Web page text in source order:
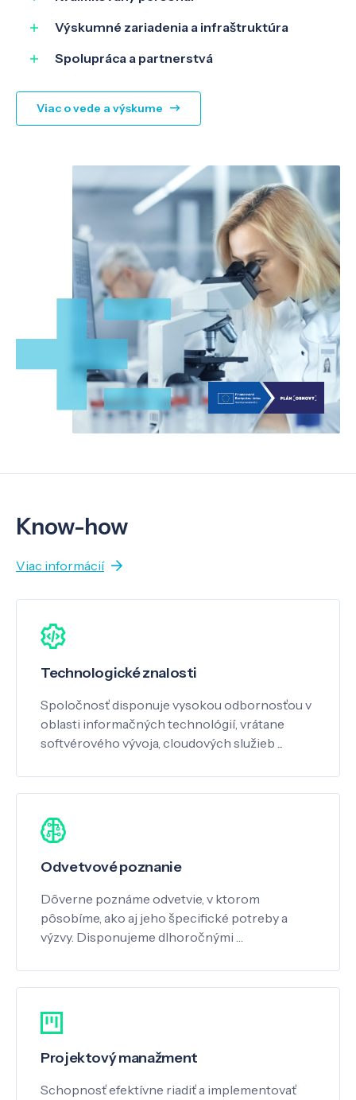
Výskumné zariadenia a infraštruktúra
Spolupráca a partnerstvá
Viac o vede a výskume
Know-how
Viac informácií
Technologické znalosti
Spoločnosť disponuje vysokou odbornosťou v
oblasti informačných technológií, vrátane
softvérového vývoja, cloudových služieb ...
Odvetvové poznanie
Dôverne poznáme odvetvie, v ktorom
pôsobíme, ako aj jeho špecifické potreby a
výzvy. Disponujeme dlhoročnými …
Projektový manažment
Schopnosť efektívne riadiť a implementovať